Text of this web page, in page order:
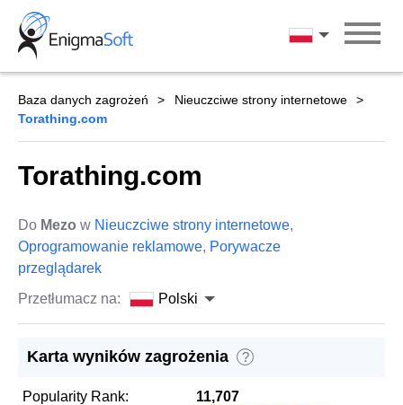
Skip
content
Polski
Baza danych zagrożeń
Nieuczciwe strony internetowe
Torathing.com
Torathing.com
Do Mezo w Nieuczciwe strony internetowe,
Oprogramowanie reklamowe, Porywacze
przeglądarek
Przetłumacz na:
Polski
Karta wyników zagrożenia ?
Popularity Rank:
11,707